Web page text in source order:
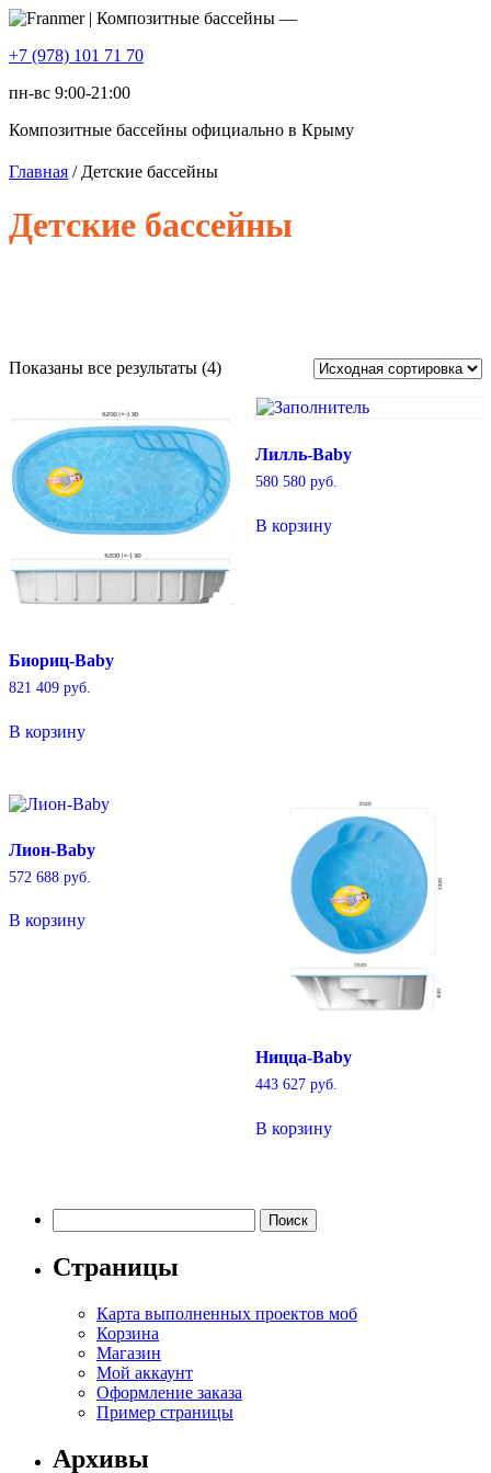
+7 (978) 101 71 70
пн-вс 9:00-21:00
Композитные бассейны официально в Крыму
Главная / Детские бассейны
Детские бассейны
Показаны все результаты (4)
Биориц-Baby
821 409 руб.
В корзину
Лилль-Baby
580 580 руб.
В корзину
Лион-Baby
572 688 руб.
В корзину
Ницца-Baby
443 627 руб.
В корзину
Страницы
Карта выполненных проектов моб
Корзина
Магазин
Мой аккаунт
Оформление заказа
Пример страницы
Архивы